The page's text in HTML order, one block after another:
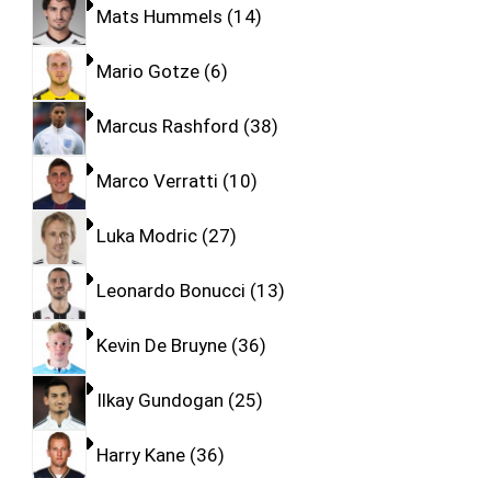
Mats Hummels 14
Mario Gotze 6
Marcus Rashford 38
Marco Verratti 10
Luka Modric 27
Leonardo Bonucci 13
Kevin De Bruyne 36
Ilkay Gundogan 25
Harry Kane 36